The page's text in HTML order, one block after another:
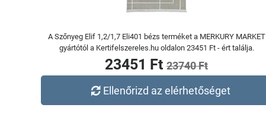
A Szőnyeg Elif 1,2/1,7 Eli401 bézs terméket a MERKURY MARKET
gyártótól a Kertifelszereles.hu oldalon 23451 Ft - ért találja.
23451 Ft 23740 Ft
Ellenőrizd az elérhetőséget